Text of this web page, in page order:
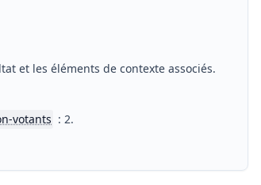
et les éléments de contexte associés.
votants : 2.